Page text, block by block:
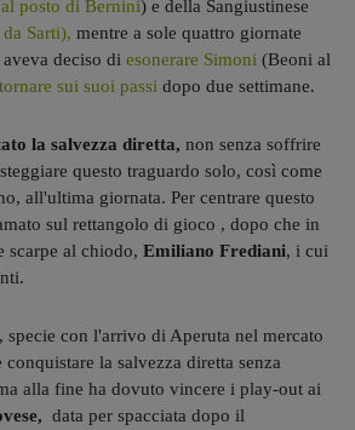
posto di Bernini) e della Sangiustinese
Sarti), mentre a sole quattro giornate
deciso di esonerare Simoni (Beoni al
tornare sui suoi passi dopo due settimane.
la salvezza diretta, non senza soffrire
questo traguardo solo, così come
all'ultima giornata. Per centrare questo
sul rettangolo di gioco , dopo che in
scarpe al chiodo, Emiliano Frediani, i cui
specie con l'arrivo di Aperuta nel mercato
la salvezza diretta senza
alla fine ha dovuto vincere i play-out ai
data per spacciata dopo il